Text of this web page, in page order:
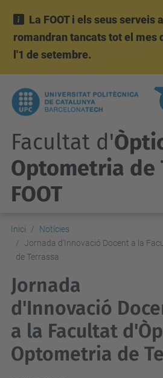
La FOOT i els seus serveis
romandran tancats tot el mes
l'1 de setembre.
Facultat d'
Optometria de
FOOT
Inici
Notícies
Jornada d'Innovació Docent a la
de Terrassa
Jornada
d'Innovació
a la Facultat
Optometria de